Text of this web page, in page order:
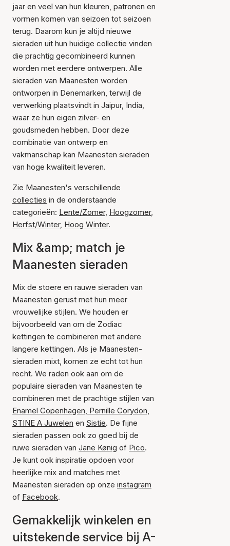
jaar en veel van hun kleuren, patronen en
vormen komen van seizoen tot seizoen
terug. Daarom kun je altijd nieuwe
sieraden uit hun huidige collectie vinden
die prachtig gecombineerd kunnen
worden met eerdere ontwerpen. Alle
sieraden van Maanesten worden
ontworpen in Denemarken, terwijl de
verwerking plaatsvindt in Jaipur, India,
waar ze hun eigen zilver- en
goudsmeden hebben. Door deze
combinatie van ontwerp en
vakmanschap kan Maanesten sieraden
van hoge kwaliteit leveren.
Zie Maanesten's verschillende
collecties in de onderstaande
categorieën: Lente/Zomer, Hoogzomer,
Herfst/Winter, Hoog Winter.
Mix &amp; match je
Maanesten sieraden
Mix de stoere en rauwe sieraden van
Maanesten gerust met hun meer
vrouwelijke stijlen. We houden er
bijvoorbeeld van om de Zodiac
kettingen te combineren met andere
langere kettingen. Als je Maanesten-
sieraden mixt, komen ze echt tot hun
recht. We raden ook aan om de
populaire sieraden van Maanesten te
combineren met de prachtige stijlen van
Enamel Copenhagen, Pernille Corydon,
STINE A Juwelen en Sistie. De fijne
sieraden passen ook zo goed bij de
ruwe sieraden van Jane Kønig of Pico.
Je kunt ook inspiratie opdoen voor
heerlijke mix and matches met
Maanesten sieraden op onze instagram
of Facebook.
Gemakkelijk winkelen en
uitstekende service bij A-